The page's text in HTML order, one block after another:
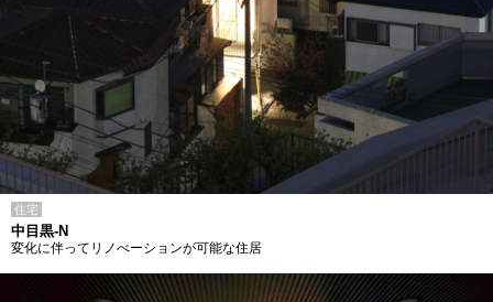
住宅
中目黒-N
変化に伴ってリノべーションが可能な住居